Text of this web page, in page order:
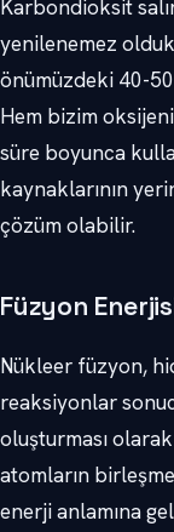
Karbondioksit
yenilenemez
önümüzdeki 40-
Hem bizim
süre boyunca
kaynaklarının
çözüm olabilir.
Füzyon
Nükleer füzyon,
reaksiyonlar
oluşturması
atomların
enerji anlamına